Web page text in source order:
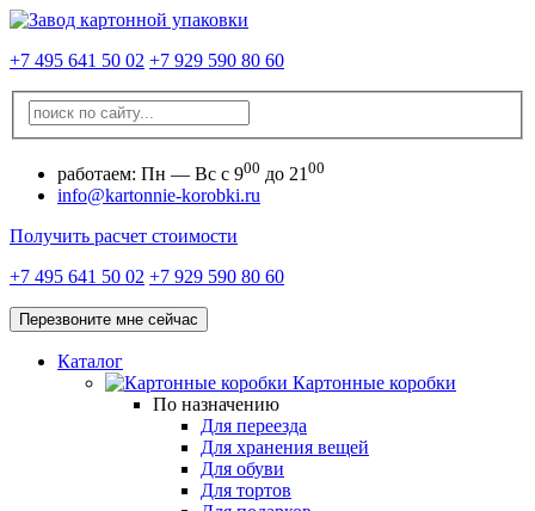
+7 495 641 50 02 +7 929 590 80 60
работаем: Пн — Вс с 900 до 21 00
info@kartonnie-korobki.ru
Получить расчет стоимости
+7 495 641 50 02 +7 929 590 80 60
Перезвоните мне сейчас
Каталог
Картонные коробки
По назначению
Для переезда
Для хранения вещей
Для обуви
Для тортов